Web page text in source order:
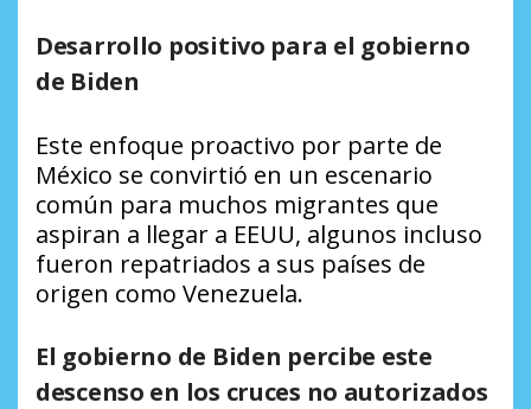
Desarrollo positivo para el gobierno
de Biden
Este enfoque proactivo por parte de
México se convirtió en un escenario
común para muchos migrantes que
aspiran a llegar a EEUU, algunos incluso
fueron repatriados a sus países de
origen como Venezuela.
El gobierno de Biden percibe este
descenso en los cruces no autorizados